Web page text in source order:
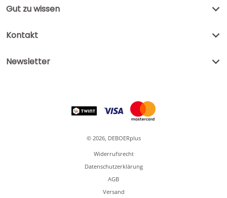
Gut zu wissen
Kontakt
Newsletter
© 2026, DEBOERplus
Widerrufsrecht
Datenschutzerklärung
AGB
Versand